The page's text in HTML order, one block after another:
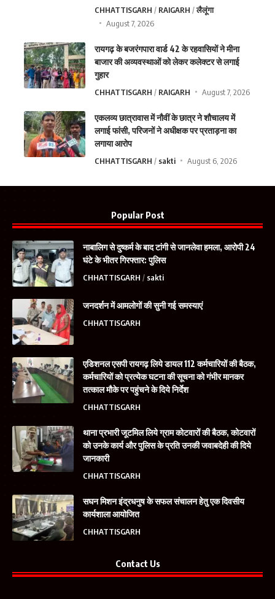
CHHATTISGARH RAIGARH
लैलूंगा
August 7, 2026
रायगढ़ के बजरंगपारा वार्ड 42 के रहवासियों ने मीना
बाजार की अव्यवस्थाओं को लेकर कलेक्टर से लगाई
गुहार
CHHATTISGARH RAIGARH August 7, 2026
एकलव्य छात्रावास में नौवीं के छात्र ने शौचालय में
लगाई फांसी, परिजनों ने अधीक्षक पर प्रताड़ना का
लगाया आरोप
CHHATTISGARH sakti August 6, 2026
Popular Post
नाबालिग से दुष्कर्म के बाद टांगी से जानलेवा हमला, आरोपी 24
घंटे के भीतर गिरफ्तार: पुलिस
CHHATTISGARH sakti
जनदर्शन में आमलोगों की सुनी गई समस्याएं
CHHATTISGARH
एडिशनल एसपी रायगढ़ लिये डायल 112 कर्मचारियों की बैठक,
कर्मचारियों को प्रत्येक घटना की सूचना को गंभीर मानकर
तत्काल मौके पर पहुंचने के दिये निर्देश
CHHATTISGARH
थाना प्रभारी जूटमिल लिये ग्राम कोटवारों की बैठक, कोटवारों
को उनके कार्य और पुलिस के प्रति उनकी जवाबदेही की दिये
जानकारी
CHHATTISGARH
सघन मिशन इंद्रधनुष के सफल संचालन हेतु एक दिवसीय
कार्यशाला आयोजित
CHHATTISGARH
Contact Us